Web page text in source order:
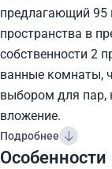
предлагающий 95
пространства в
собственности 2
ванные комнаты,
выбором для пар,
вложение.
Подробнее
Особенности